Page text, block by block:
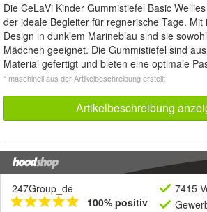
Die CeLaVi Kinder Gummistiefel Basic
der ideale Begleiter für regnerische Tage. Mit
Design in dunklem Marineblau sind sie
Mädchen geeignet. Die Gummistiefel sind
Material gefertigt und bieten eine optimale
* maschinell aus der Artikelbeschreibung erstellt
Artikelbeschreibung
247Group_de
100% positiv
7415